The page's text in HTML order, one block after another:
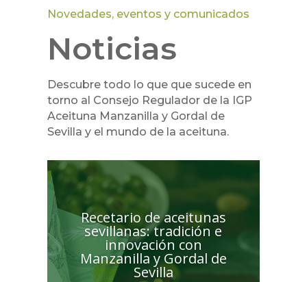
Novedades, eventos y comunicados
Noticias
Descubre todo lo que que sucede en
torno al Consejo Regulador de la IGP
Aceituna Manzanilla y Gordal de
Sevilla y el mundo de la aceituna.
Recetario de aceitunas
sevillanas: tradición e
innovación con
Manzanilla y Gordal de
Sevilla